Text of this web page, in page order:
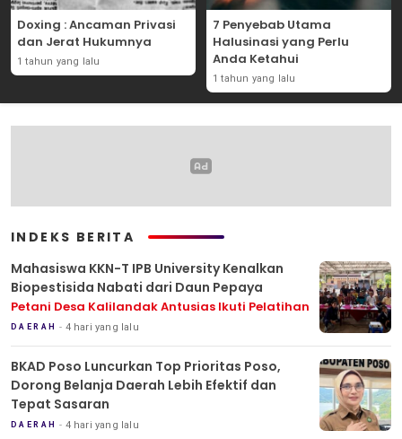
Doxing : Ancaman Privasi
dan Jerat Hukumnya
1 tahun yang lalu
7 Penyebab Utama
Halusinasi yang Perlu
Anda Ketahui
1 tahun yang lalu
INDEKS BERITA
Mahasiswa KKN-T IPB University Kenalkan
Biopestisida Nabati dari Daun Pepaya
Petani Desa Kalilandak Antusias Ikuti Pelatihan
DAERAH 4 hari yang lalu
BKAD Poso Luncurkan Top Prioritas Poso,
Dorong Belanja Daerah Lebih Efektif dan
Tepat Sasaran
DAERAH 4 hari yang lalu